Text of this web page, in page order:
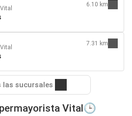
6.10 km
7.31 km
las sucursales
Vital🕒